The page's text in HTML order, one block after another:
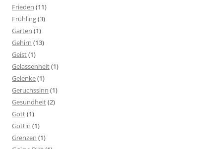
Frieden (11)
Frühling(3)
Garten (1)
Gehirn (13)
Geist(1)
Gelassenheit(1)
Gelenke(1)
Geruchssinn (1)
Gesundheit(2)
Gott(1)
Göttin (1)
Grenzen (1)